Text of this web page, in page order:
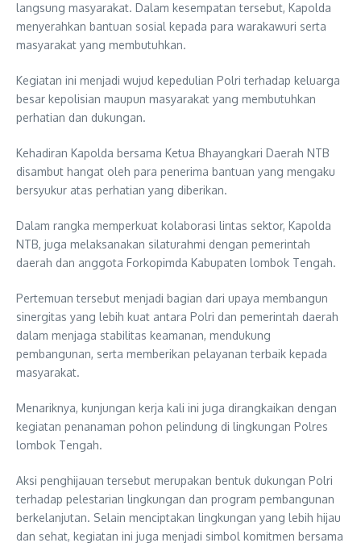
langsung masyarakat. Dalam kesempatan tersebut, Kapolda
menyerahkan bantuan sosial kepada para warakawuri serta
masyarakat yang membutuhkan.
Kegiatan ini menjadi wujud kepedulian Polri terhadap keluarga
besar kepolisian maupun masyarakat yang membutuhkan
perhatian dan dukungan.
Kehadiran Kapolda bersama Ketua Bhayangkari Daerah NTB
disambut hangat oleh para penerima bantuan yang mengaku
bersyukur atas perhatian yang diberikan.
Dalam rangka memperkuat kolaborasi lintas sektor, Kapolda
NTB, juga melaksanakan silaturahmi dengan pemerintah
daerah dan anggota Forkopimda Kabupaten lombok Tengah.
Pertemuan tersebut menjadi bagian dari upaya membangun
sinergitas yang lebih kuat antara Polri dan pemerintah daerah
dalam menjaga stabilitas keamanan, mendukung
pembangunan, serta memberikan pelayanan terbaik kepada
masyarakat.
Menariknya, kunjungan kerja kali ini juga dirangkaikan dengan
kegiatan penanaman pohon pelindung di lingkungan Polres
lombok Tengah.
Aksi penghijauan tersebut merupakan bentuk dukungan Polri
terhadap pelestarian lingkungan dan program pembangunan
berkelanjutan. Selain menciptakan lingkungan yang lebih hijau
dan sehat, kegiatan ini juga menjadi simbol komitmen bersama